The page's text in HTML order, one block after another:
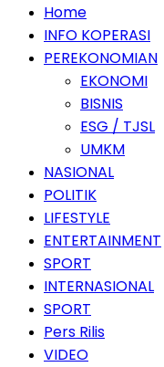
Home
INFO KOPERASI
PEREKONOMIAN
EKONOMI
BISNIS
ESG / TJSL
UMKM
NASIONAL
POLITIK
LIFESTYLE
ENTERTAINMENT
SPORT
INTERNASIONAL
SPORT
Pers Rilis
VIDEO